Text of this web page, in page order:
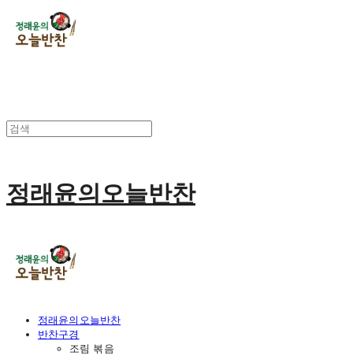
정래윤의오늘반찬
정래윤의오늘반찬
반찬구경
조림 볶음